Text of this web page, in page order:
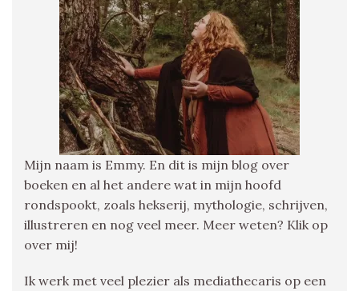
Mijn naam is Emmy. En dit is mijn blog over
boeken en al het andere wat in mijn hoofd
rondspookt, zoals hekserij, mythologie, schrijven,
illustreren en nog veel meer. Meer weten? Klik op
over mij!
Ik werk met veel plezier als mediathecaris op een